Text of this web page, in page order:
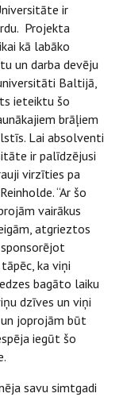
ir
Projekta
kā labāko
un darba devēju
Baltijā,
ieteiktu šo
brāļiem
Lai absolventi
ir palīdzējusi
virzīties pa
“Ar šo
vairākus
atgrieztos
ka viņi
bagāto laiku
dzīves un viņi
joprojām būt
iegūt šo
savu simtgadi